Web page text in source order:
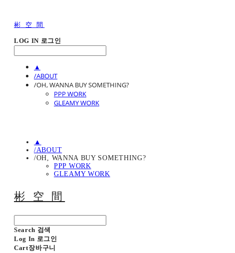
彬 空 間
LOG IN 로그인
▲
/ABOUT
/OH, WANNA BUY SOMETHING?
PPP WORK
GLEAMY WORK
▲
/ABOUT
/OH, WANNA BUY SOMETHING?
PPP WORK
GLEAMY WORK
彬 空 間
Search 검색
Log In 로그인
Cart장바구니